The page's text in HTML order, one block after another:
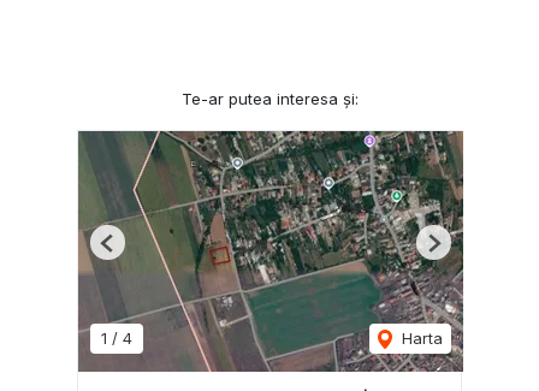
Te-ar putea interesa și:
1 / 4 Harta
Previous Next